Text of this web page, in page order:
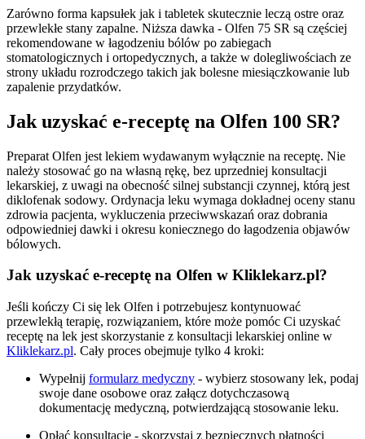
Zarówno forma kapsułek jak i tabletek skutecznie leczą ostre oraz
przewlekłe stany zapalne. Niższa dawka - Olfen 75 SR są częściej
rekomendowane w łagodzeniu bólów po zabiegach
stomatologicznych i ortopedycznych, a także w dolegliwościach ze
strony układu rozrodczego takich jak bolesne miesiączkowanie lub
zapalenie przydatków.
Jak uzyskać e-receptę na Olfen 100 SR?
Preparat Olfen jest lekiem wydawanym wyłącznie na receptę. Nie
należy stosować go na własną rękę, bez uprzedniej konsultacji
lekarskiej, z uwagi na obecność silnej substancji czynnej, którą jest
diklofenak sodowy. Ordynacja leku wymaga dokładnej oceny stanu
zdrowia pacjenta, wykluczenia przeciwwskazań oraz dobrania
odpowiedniej dawki i okresu koniecznego do łagodzenia objawów
bólowych.
Jak uzyskać e-receptę na Olfen w Kliklekarz.pl?
Jeśli kończy Ci się lek Olfen i potrzebujesz kontynuować
przewlekłą terapię, rozwiązaniem, które może pomóc Ci uzyskać
receptę na lek jest skorzystanie z konsultacji lekarskiej online w
Kliklekarz.pl. Cały proces obejmuje tylko 4 kroki:
Wypełnij formularz medyczny - wybierz stosowany lek, podaj
swoje dane osobowe oraz załącz dotychczasową
dokumentację medyczną, potwierdzającą stosowanie leku.
Opłać konsultację - skorzystaj z bezpiecznych płatności